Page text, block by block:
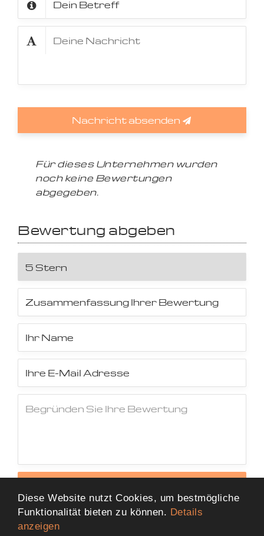
Nachricht absenden
Für dieses Unternehmen wurden
noch keine Bewertungen
abgegeben.
Bewertung abgeben
Diese Website nutzt Cookies, um bestmögliche
Funktionalität bieten zu können. Details
anzeigen